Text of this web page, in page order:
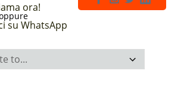
ora!
su WhatsApp